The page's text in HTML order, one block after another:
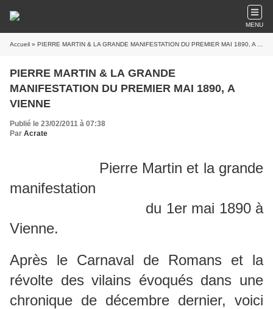
MENU
Accueil » PIERRE MARTIN & LA GRANDE MANIFESTATION DU PREMIER MAI 1890, A VIENNE
PIERRE MARTIN & LA GRANDE
MANIFESTATION DU PREMIER MAI 1890, A
VIENNE
Publié le 23/02/2011 à 07:38
Par Acrate
Pierre Martin et la grande
manifestation
du 1er mai 1890 à
Vienne.
Après le Carnaval de Romans et la
révolte des vilains évoqués dans une
chronique de décembre dernier, voici